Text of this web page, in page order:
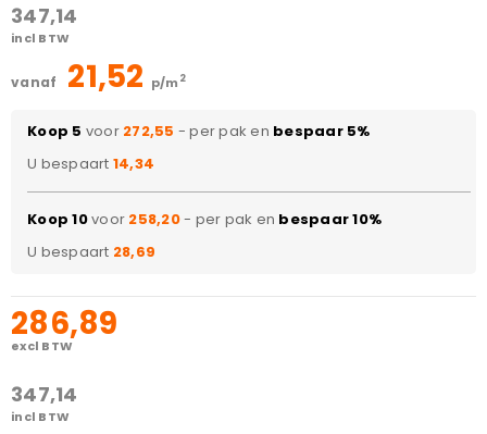
347,14
incl BTW
vanaf 21,52 p/m 2
Koop 5 voor 272,55 - per pak en bespaar 5%
U bespaart 14,34
Koop 10voor 258,20- per pak en bespaar 10%
U bespaart 28,69
286,89
excl BTW
347,14
incl BTW